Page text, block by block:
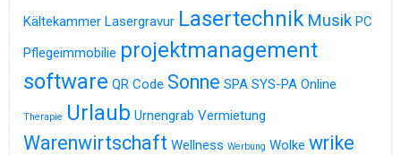
Kältekammer Lasergravur Lasertechnik Musik PC
Pflegeimmobilie projektmanagement
software QR Code Sonne SPA SYS-PA Online
Therapie Urlaub Urnengrab Vermietung
Warenwirtschaft Wellness Werbung Wolke wrike